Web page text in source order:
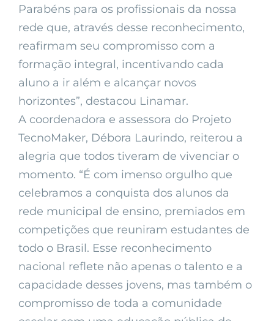
Parabéns para os profissionais da nossa
rede que, através desse reconhecimento,
reafirmam seu compromisso com a
formação integral, incentivando cada
aluno a ir além e alcançar novos
horizontes”, destacou Linamar.
A coordenadora e assessora do Projeto
TecnoMaker, Débora Laurindo, reiterou a
alegria que todos tiveram de vivenciar o
momento. “É com imenso orgulho que
celebramos a conquista dos alunos da
rede municipal de ensino, premiados em
competições que reuniram estudantes de
todo o Brasil. Esse reconhecimento
nacional reflete não apenas o talento e a
capacidade desses jovens, mas também o
compromisso de toda a comunidade